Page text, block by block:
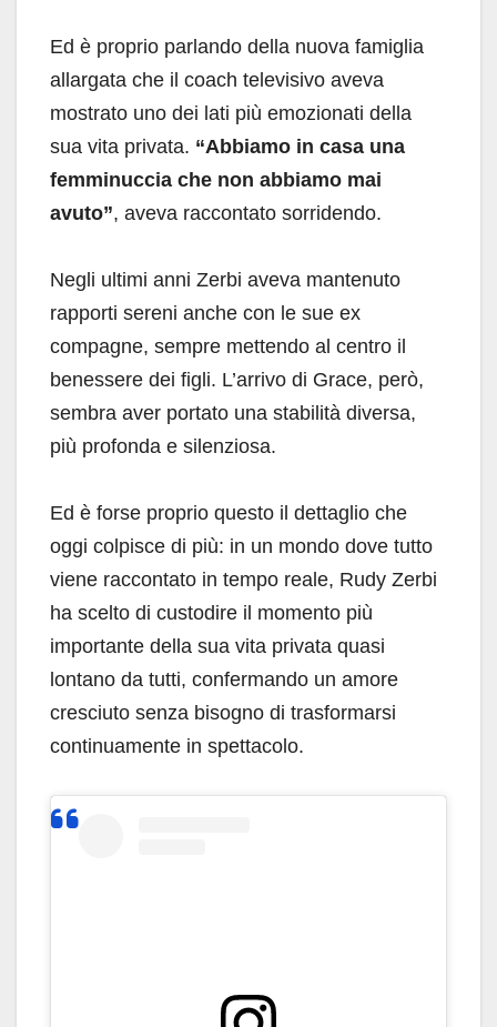
Ed è proprio parlando della nuova famiglia
allargata che il coach televisivo aveva
mostrato uno dei lati più emozionati della
sua vita privata. “Abbiamo in casa una
femminuccia che non abbiamo mai
avuto”, aveva raccontato sorridendo.
Negli ultimi anni Zerbi aveva mantenuto
rapporti sereni anche con le sue ex
compagne, sempre mettendo al centro il
benessere dei figli. L’arrivo di Grace, però,
sembra aver portato una stabilità diversa,
più profonda e silenziosa.
Ed è forse proprio questo il dettaglio che
oggi colpisce di più: in un mondo dove tutto
viene raccontato in tempo reale, Rudy Zerbi
ha scelto di custodire il momento più
importante della sua vita privata quasi
lontano da tutti, confermando un amore
cresciuto senza bisogno di trasformarsi
continuamente in spettacolo.